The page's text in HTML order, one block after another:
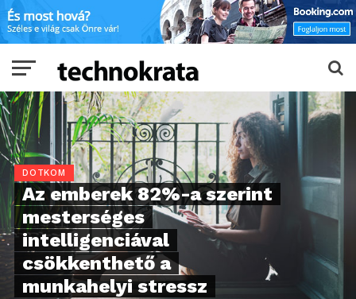
DOTKOM
Az emberek 82%-a szerint
mesterséges
intelligenciával
csökkenthető a
munkahelyi stressz